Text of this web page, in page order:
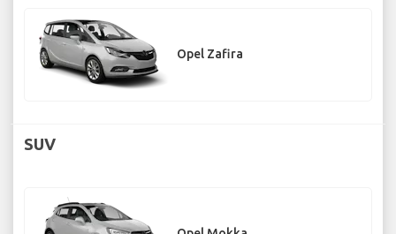
Opel Zafira
SUV